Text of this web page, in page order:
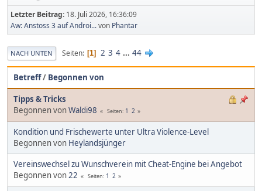
Letzter Beitrag: 18. Juli 2026, 16:36:09
Aw: Anstoss 3 auf Androi...von Phantar
NACH UNTEN Seiten 1 2 3 4 ... 44
Betreff/ Begonnen von
Tipps & Tricks
Begonnen vonWaldi98 Seiten 1 2
Kondition und Frischewerte unter Ultra Violence-Level
Begonnen von Heylandsjünger
Vereinswechsel zu Wunschverein mit Cheat-Engine bei Angebot
Begonnen von22 Seiten 1 2